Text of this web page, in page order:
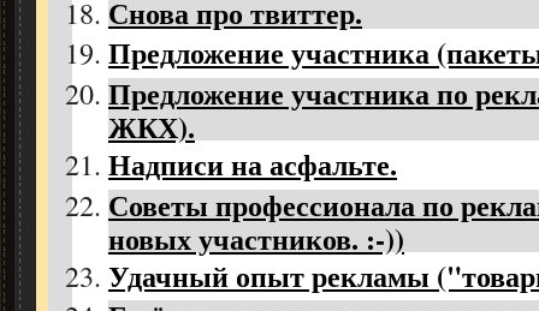
Снова про твиттер.
Предложение участника
Предложение участника по
ЖКХ).
Надписи на асфальте.
Советы профессионала по
новых участников. :-))
Удачный опыт рекламы